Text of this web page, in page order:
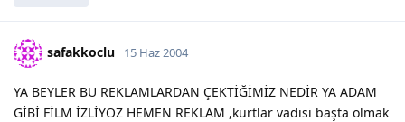
safakkoclu 15 Haz 2004
YA BEYLER BU REKLAMLARDAN ÇEKTİĞİMİZ NEDİR YA ADAM
GİBİ FİLM İZLİYOZ HEMEN REKLAM ,kurtlar vadisi başta olmak